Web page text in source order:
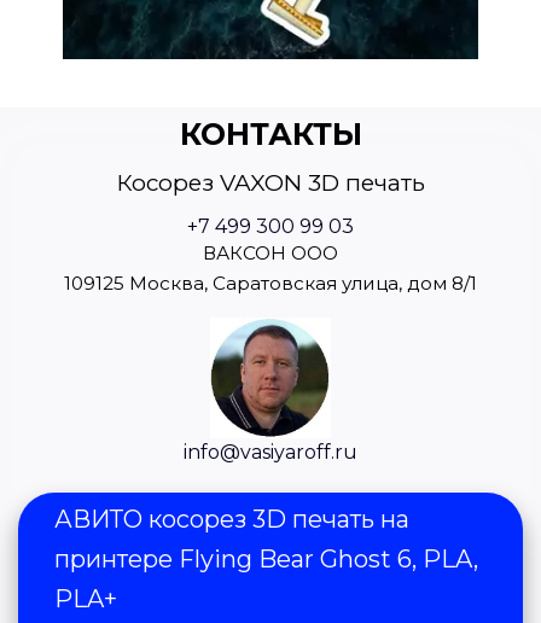
КОНТАКТЫ
Косорез VAXON 3D печать
+7 499 300 99 03
ВАКСОН ООО
109125 Москва, Саратовская улица, дом 8/1
info@vasiyaroff.ru
АВИТО косорез 3D печать на
принтере Flying Bear Ghost 6, PLA,
PLA+